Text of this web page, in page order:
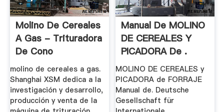
Molino De Cereales
A Gas - Trituradora
De Cono
molino de cereales a gas.
Shanghai XSM dedica a la
investigación y desarrollo,
producción y venta de la
Manual De MOLINO
DE CEREALES Y
PICADORA De .
MOLINO DE CEREALES y
PICADORA de FORRAJE
Manual de. Deutsche
Gesellschaft für